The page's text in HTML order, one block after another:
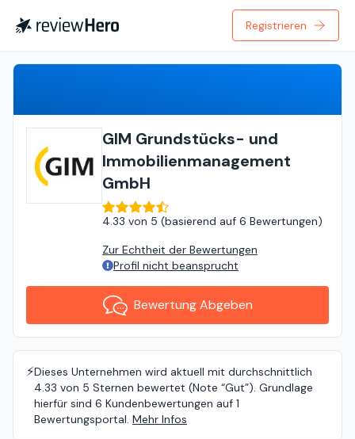
Registrieren
GIM Grundstücks- und
Immobilienmanagement
GmbH
4.33 von 5 (basierend auf 6 Bewertungen)
Zur Echtheit der Bewertungen
Profil nicht beansprucht
Bewertung Abgeben
⚡️Dieses Unternehmen wird aktuell mit durchschnittlich
4.33 von 5 Sternen bewertet (Note “Gut”). Grundlage
hierfür sind 6 Kundenbewertungen auf 1
Bewertungsportal. Mehr Infos